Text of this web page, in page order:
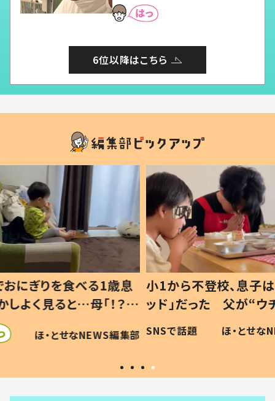
6位以降はこちら
歳息
？」
可愛
編集部
小1から不登校、息子は「ギフテ
ッド」だった 父が“ウチ給食”を
作り続ける理由とは #令和の親
#令和の子
SNSで話題 ほ・とせなNEWS編集部
ひ孫
が、抱
「涙
い」